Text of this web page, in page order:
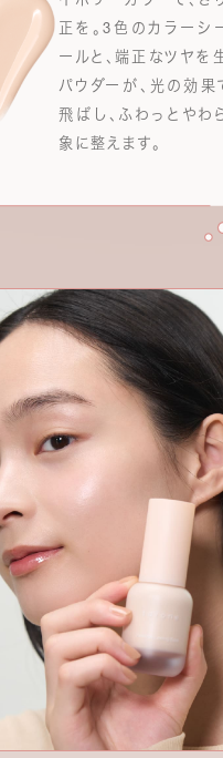
正を。3色のカラーシ
ールと、端正なツヤを
パウダーが、光の効果
飛ばし、ふわっとやわ
象に整えます。